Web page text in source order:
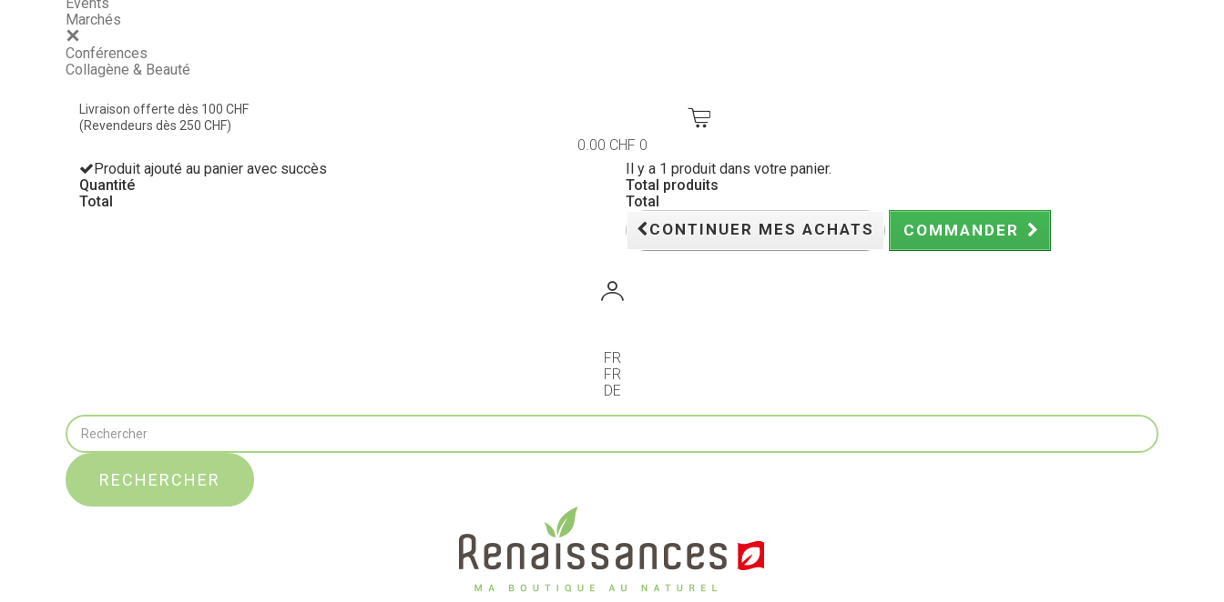
Marchés
Conférences
Collagène & Beauté
Livraison offerte dès 100 CHF
(Revendeurs dès 250 CHF)
0.00 CHF 0
Produit ajouté au panier avec succès
Quantité
Total
Il y a 1 produit dans votre panier.
Total produits
Total
CONTINUER MES ACHATS COMMANDER
FR
FR
DE
RECHERCHER